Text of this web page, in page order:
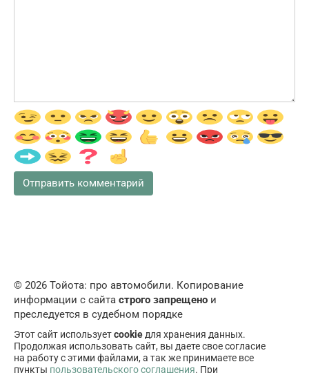
© 2026 Тойота: про автомобили. Копирование
информации с сайта строго запрещено и
преследуется в судебном порядке
Этот сайт используетcookie для хранения данных.
Продолжая использовать сайт, вы даете свое согласие
на работу с этими файлами, а так же принимаете все
пункты пользовательского соглашения. При